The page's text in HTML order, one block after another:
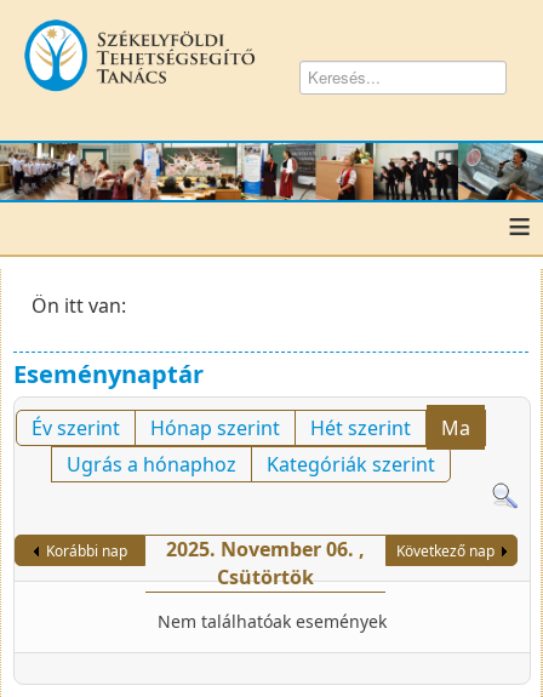
≡
Ön itt van:
Eseménynaptár
Év szerint Hónap szerint Hét szerint
Ma
Ugrás a hónaphoz
Kategóriák szerint
Korábbi nap
2025. November 06. ,
Csütörtök
Következő nap
Nem találhatóak események